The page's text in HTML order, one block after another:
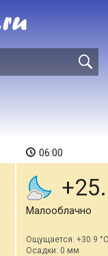
06:00
Малооблачно
Ощущается: +30.9 °C
Осадки: 0 мм